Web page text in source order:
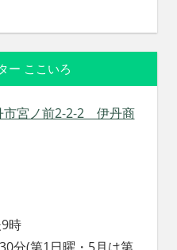
ー ここいろ
宮ノ前2-2-2 伊丹商
時